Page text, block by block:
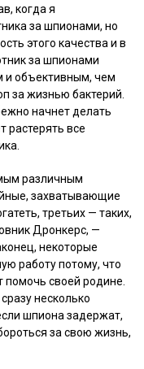
когда я
за шпионами, но
этого качества и в
за шпионами
и объективным, чем
за жизнью бактерий.
начнет делать
растерять все
различным
захватывающие
третьих — таких,
Дронкерс, —
некоторые
работу потому, что
помочь своей родине.
несколько
шпиона задержат,
за свою жизнь,